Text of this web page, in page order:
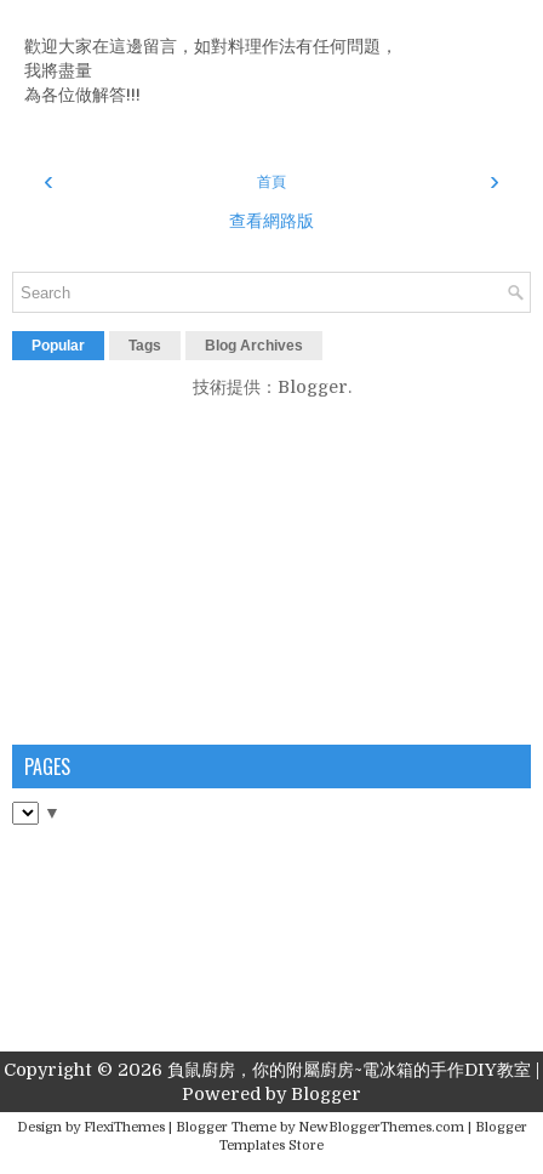
歡迎大家在這邊留言，如對料理作法有任何問題，
我將盡量
為各位做解答!!!
‹ ›
首頁
查看網路版
Popular Tags Blog Archives
技術提供： Blogger.
PAGES
▼
Copyright © 2026 負鼠廚房，你的附屬廚房~電冰箱的手作DIY教室
Powered byBlogger
Design by FlexiThemes| Blogger Theme by NewBloggerThemes.com|
Blogger
Templates Store